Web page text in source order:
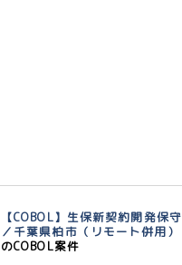
【COBOL】生保新契約開発保守
／千葉県柏市（リモート併用）
のCOBOL案件